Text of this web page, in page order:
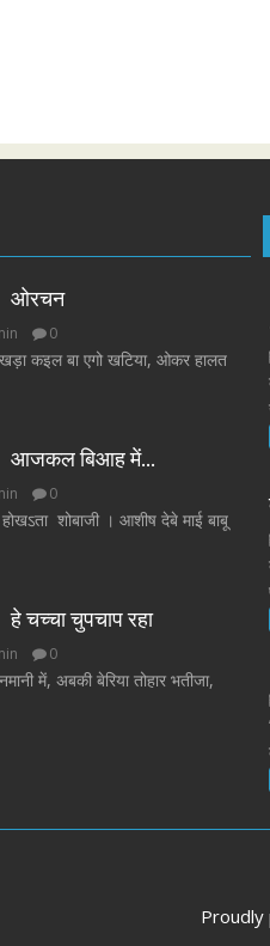
ओरचन
0
कइल बा एगो खटिया, ओकर हालत
आजकल बिआह में…
0
शोबाजी । आशीष देबे माई बाबू
हे चच्चा चुपचाप रहा
0
में, अबकी बेरिया तोहार भतीजा,